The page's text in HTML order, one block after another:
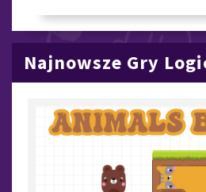
Najnowsze Gry